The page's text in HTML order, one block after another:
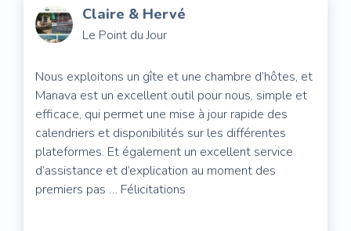
Claire & Hervé
Le Point du Jour
Nous exploitons un gîte et une chambre d’hôtes, et
Manava est un excellent outil pour nous, simple et
efficace, qui permet une mise à jour rapide des
calendriers et disponibilités sur les différentes
plateformes. Et également un excellent service
d’assistance et d’explication au moment des
premiers pas … Félicitations